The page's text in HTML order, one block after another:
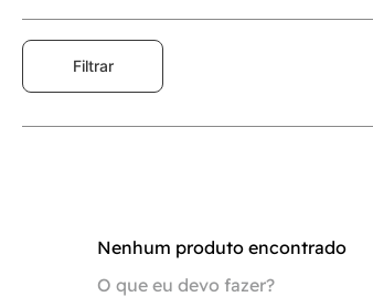
Filtrar
Nenhum produto encontrado
O que eu devo fazer?